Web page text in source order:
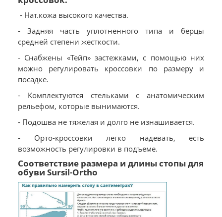
- Нат.кожа высокого качества.
- Задняя часть уплотненного типа и берцы
средней степени жесткости.
- Снабжены «Тейп» застежками, с помощью них
можно регулировать кроссовки по размеру и
посадке.
- Комплектуются стельками с анатомическим
рельефом, которые вынимаются.
- Подошва не тяжелая и долго не изнашивается.
- Орто-кроссовки легко надевать, есть
возможность регулировки в подъеме.
Соответствие размера и длины стопы для
обуви Sursil-Ortho